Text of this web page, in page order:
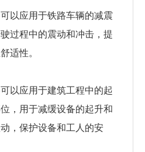
以应用于铁路车辆的减震
过程中的震动和冲击，提
适性。
以应用于建筑工程中的起
，用于减缓设备的起升和
，保护设备和工人的安